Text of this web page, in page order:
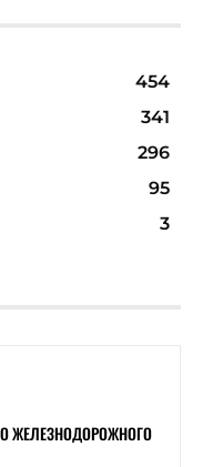
454
341
296
95
3
ЖЕЛЕЗНОДОРОЖНОГО